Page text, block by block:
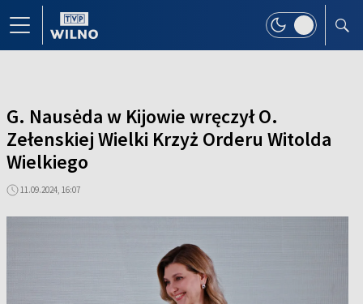
G. Nausėda w Kijowie wręczył O.
Zełenskiej Wielki Krzyż Orderu Witolda
Wielkiego
11.09.2024, 16:07